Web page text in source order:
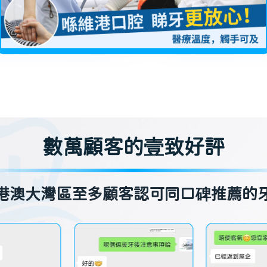
數萬顧客的壹致好評
澳大灣區至多顧客認可同口碑推薦的